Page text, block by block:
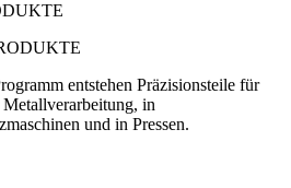
entstehen Präzisionsteile für
in
und in Pressen.